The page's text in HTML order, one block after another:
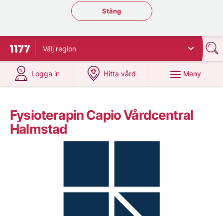
Stäng regionsväljaren
Stäng
Till startsidan för 1177
Välj region
Logga in
på 1177.se
Hitta vård
på 1177.se
Meny
Fysioterapin Capio Vårdcentral
Halmstad